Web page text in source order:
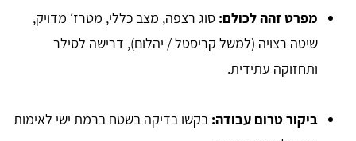
מפרט זהה לכולם: סוג רצפה, מצב כללי, מטרז׳ מדויק,
שיטה רצויה (למשל קריסטל / יהלום), דרישה לסילר
ותחזוקה עתידית.
ביקור טרום עבודה: בקשו בדיקה בשטח ברמת ישי לאימות